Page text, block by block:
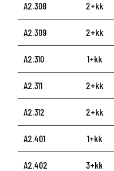
A2.308 2+kk
A2.309 2+kk
A2.310 1+kk
A2.311 2+kk
A2.312 2+kk
A2.401 1+kk
A2.402 3+kk